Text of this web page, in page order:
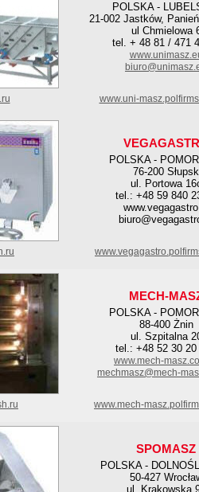
POLSKA -
21-002 Jastków,
ul Chmielowa
tel. + 48 81 / 471
www.uni-
POLSKA -
76-200 Słupsk
ul. Portowa
tel.: +48 59 840
MECH-
POLSKA -
88-400 Żnin
ul. Szpitalna
tel.: +48 52 30 20
www.mech-
mechmasz@mech-
www.mech-
SPOMASZ
POLSKA -
50-427
ul. Krakowska